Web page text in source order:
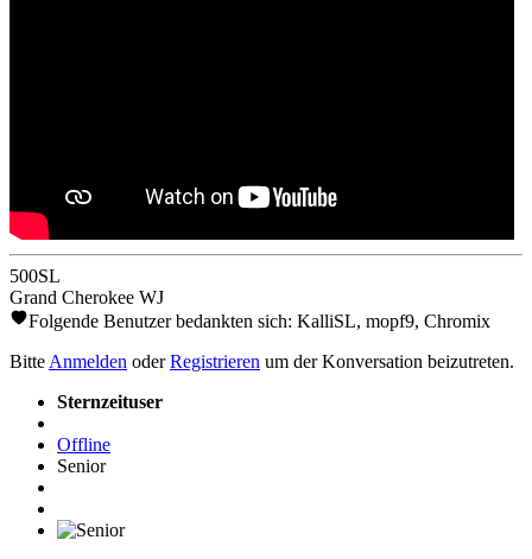
500SL
Grand Cherokee WJ
Folgende Benutzer bedankten sich: KalliSL, mopf9, Chromix
Bitte Anmelden oderRegistrieren um der Konversation beizutreten.
Sternzeituser
Offline
Senior